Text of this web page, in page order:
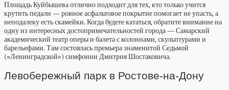
Площадь Куйбышева отлично подходит для тех, кто только учится
крутить педали — ровное асфальтовое покрытие помогает не упасть, а
неподалеку есть скамейки. Когда будете кататься, обратите внимание на
одну из интересных достопримечательностей города — Самарский
академический театр оперы и балета с колоннами, скульптурами и
барельефами. Там состоялась премьера знаменитой Седьмой
(«Ленинградской») симфонии Дмитрия Шостаковича.
Левобережный парк в Ростове-на-Дону